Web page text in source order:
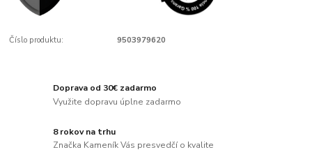
Číslo produktu: 9503979620
Doprava od 30€ zadarmo
Využite dopravu úplne zadarmo
8 rokov na trhu
Značka Kameník Vás presvedčí o kvalite